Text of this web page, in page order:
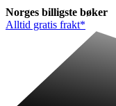
Norges billigste bøker
Alltid gratis frakt*